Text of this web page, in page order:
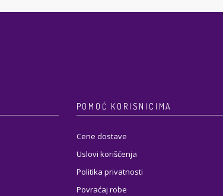
POMOĆ KORISNICIMA
Cene dostave
Uslovi korišćenja
Politika privatnosti
Povraćaj robe